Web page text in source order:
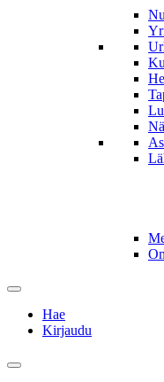
Hae
Kirjaudu